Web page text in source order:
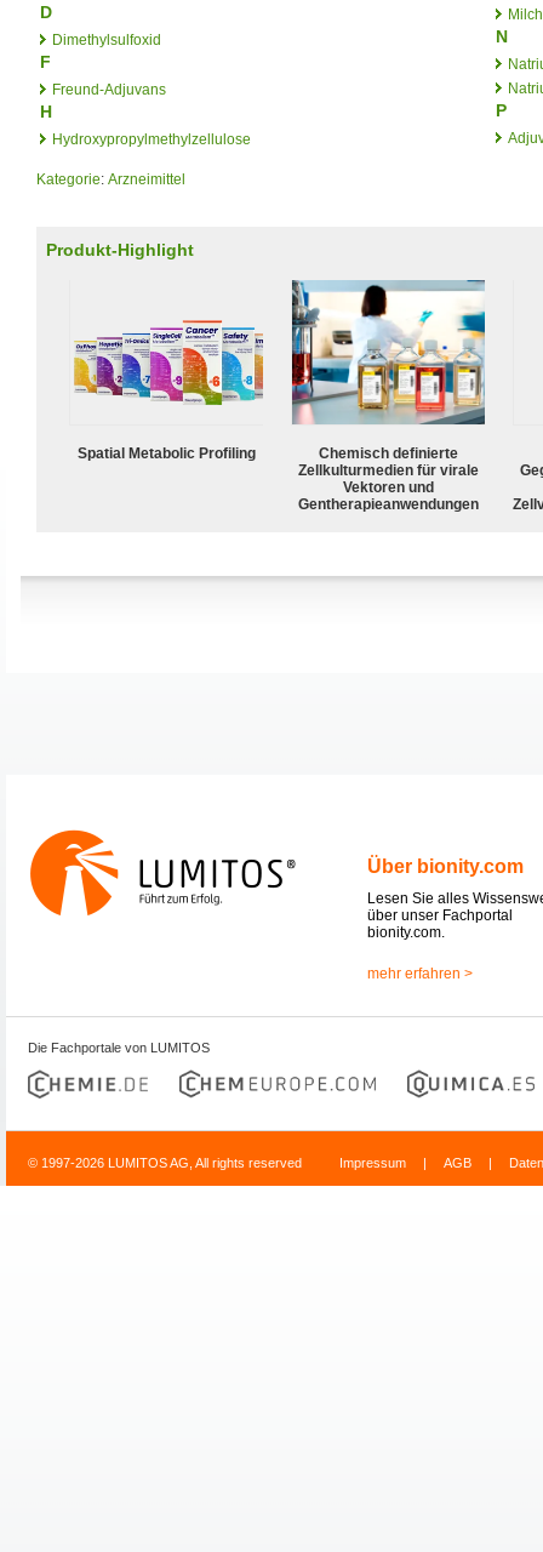
D
Dimethylsulfoxid
F
Freund-Adjuvans
H
Hydroxypropylmethylzellulose
N
P
Kategorie: Arzneimittel
Produkt-Highlight
Spatial Metabolic Profiling
Chemisch definierte
Zellkulturmedien für virale
Vektoren und
Gentherapieanwendungen
Über bionity.com
Lesen Sie alles
über unser Fachportal
bionity.com.
mehr erfahren >
Die Fachportale von LUMITOS
© 1997-2026 LUMITOS AG, All rights reserved Impressum | AGB |